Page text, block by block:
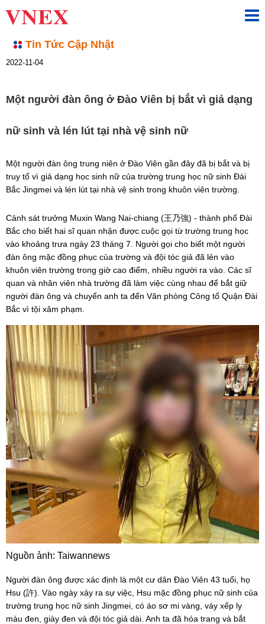
Tin Tức Cập Nhật
2022-11-04
Một người đàn ông ở Đào Viên bị bắt vì giả dạng
nữ sinh và lén lút tại nhà vệ sinh nữ
Một người đàn ông trung niên ở Đào Viên gần đây đã bị bắt và bị
truy tố vì giả dạng học sinh nữ của trường trung học nữ sinh Đài
Bắc Jingmei và lén lút tại nhà vệ sinh trong khuôn viên trường.
Cảnh sát trưởng Muxin Wang Nai-chiang (王乃強) - thành phố Đài
Bắc cho biết hai sĩ quan nhận được cuộc gọi từ trường trung học
vào khoảng trưa ngày 23 tháng 7. Người gọi cho biết một người
đàn ông mặc đồng phục của trường và đội tóc giả đã lẻn vào
khuôn viên trường trong giờ cao điểm, nhiều người ra vào. Các sĩ
quan và nhân viên nhà trường đã làm việc cùng nhau để bắt giữ
người đàn ông và chuyển anh ta đến Văn phòng Công tố Quận Đài
Bắc vì tội xâm phạm.
Nguồn ảnh: Taiwannews
Người đàn ông được xác định là một cư dân Đào Viên 43 tuổi, họ
Hsu (許). Vào ngày xảy ra sự việc, Hsu mặc đồng phục nữ sinh của
trường trung học nữ sinh Jingmei, có áo sơ mi vàng, váy xếp ly
màu đen, giày đen và đội tóc giả dài. Anh ta đã hóa trang và bắt